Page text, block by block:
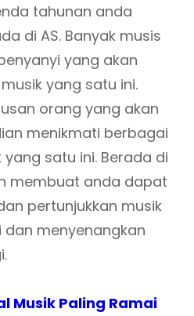
tahunan anda
di AS. Banyak musis
yang akan
yang satu ini.
orang yang akan
menikmati berbagai
satu ini. Berada di
membuat anda dapat
pertunjukkan musik
menyenangkan
Musik Paling Ramai